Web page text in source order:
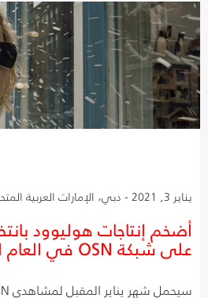
يناير 3, 2021 - دبي، الإمارات العربية المتحدة
أضخم إنتاجات هوليوود
على شبكة OSN في العام الجديد